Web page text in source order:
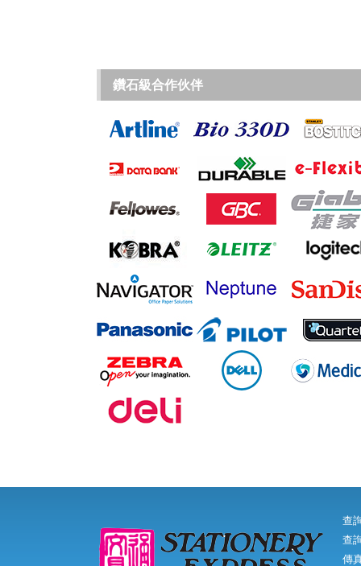
鑽石級合作伙伴
查
查
傳